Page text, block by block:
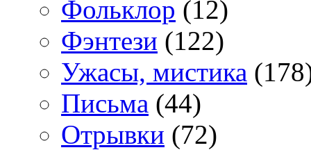
Фольклор (12)
Фэнтези (122)
Ужасы, мистика
Письма (44)
Отрывки (72)